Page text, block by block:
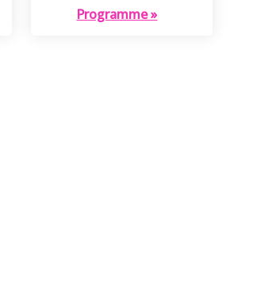
Programme »